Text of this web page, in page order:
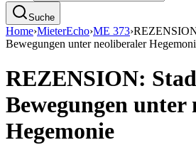
Suche
Home›MieterEcho›ME 373›
Bewegungen unter neoliberaler
REZENSION:
Bewegungen unter
Hegemonie